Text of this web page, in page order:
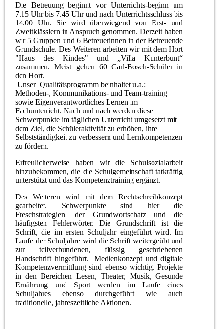
Die Betreuung beginnt vor Unterrichts-beginn um
7.15 Uhr bis 7.45 Uhr und nach Unterrichtsschluss bis
14.00 Uhr. Sie wird überwiegend von Erst- und
Zweitklässlern in Anspruch genommen. Derzeit haben
wir 5 Gruppen und 6 Betreuerinnen in der Betreuende
Grundschule. Des Weiteren arbeiten wir mit dem Hort
"Haus des Kindes" und „Villa Kunterbunt“
zusammen. Meist gehen 60 Carl-Bosch-Schüler in
den Hort.
Unser Qualitätsprogramm beinhaltet u.a.:
Methoden-, Kommunikations- und Team-training
sowie Eigenverantwortliches Lernen im
Fachunterricht. Nach und nach werden diese
Schwerpunkte im täglichen Unterricht umgesetzt mit
dem Ziel, die Schüleraktivität zu erhöhen, ihre
Selbstständigkeit zu verbessern und Lernkompetenzen
zu fördern.
Erfreulicherweise haben wir die Schulsozialarbeit
hinzubekommen, die die Schulgemeinschaft tatkräftig
unterstützt und das Kompetenztraining ergänzt.
Des Weiteren wird mit dem Rechtschreibkonzept
gearbeitet. Schwerpunkte sind hier die
Freschstrategien, der Grundwortschatz und die
häufigsten Fehlerwörter. Die Grundschrift ist die
Schrift, die im ersten Schuljahr eingeführt wird. Im
Laufe der Schuljahre wird die Schrift weitergeübt und
zur teilverbundenen, flüssig geschriebenen
Handschrift hingeführt. Medienkonzept und digitale
Kompetenzvermittlung sind ebenso wichtig. Projekte
in den Bereichen Lesen, Theater, Musik, Gesunde
Ernährung und Sport werden im Laufe eines
Schuljahres ebenso durchgeführt wie auch
traditionelle, jahreszeitliche Aktionen.